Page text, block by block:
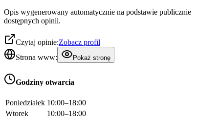
Opis wygenerowany automatycznie na podstawie publicznie
dostępnych opinii.
Czytaj opinie:Zobacz profil
Strona www:
Pokaż stronę
Godziny otwarcia
Poniedziałek 10:00–18:00
Wtorek
10:00–18:00